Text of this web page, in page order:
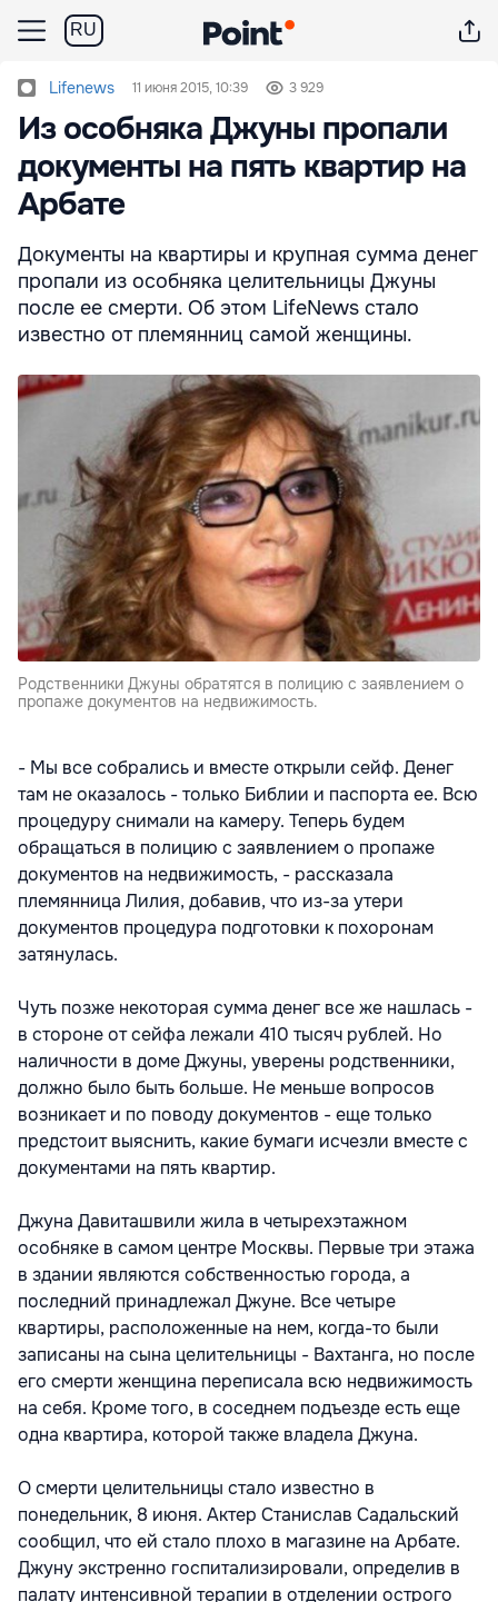
RU
Lifenews 11 июня 2015, 10:39 3 929
Из особняка Джуны пропали
документы на пять квартир на
Арбате
Документы на квартиры и крупная сумма денег
пропали из особняка целительницы Джуны
после ее смерти. Об этом LifeNews стало
известно от племянниц самой женщины.
Родственники Джуны обратятся в полицию с заявлением о
пропаже документов на недвижимость.
- Мы все собрались и вместе открыли сейф. Денег
там не оказалось - только Библии и паспорта ее. Всю
процедуру снимали на камеру. Теперь будем
обращаться в полицию с заявлением о пропаже
документов на недвижимость, - рассказала
племянница Лилия, добавив, что из-за утери
документов процедура подготовки к похоронам
затянулась.
Чуть позже некоторая сумма денег все же нашлась -
в стороне от сейфа лежали 410 тысяч рублей. Но
наличности в доме Джуны, уверены родственники,
должно было быть больше. Не меньше вопросов
возникает и по поводу документов - еще только
предстоит выяснить, какие бумаги исчезли вместе с
документами на пять квартир.
Джуна Давиташвили жила в четырехэтажном
особняке в самом центре Москвы. Первые три этажа
в здании являются собственностью города, а
последний принадлежал Джуне. Все четыре
квартиры, расположенные на нем, когда-то были
записаны на сына целительницы - Вахтанга, но после
его смерти женщина переписала всю недвижимость
на себя. Кроме того, в соседнем подъезде есть еще
одна квартира, которой также владела Джуна.
О смерти целительницы стало известно в
понедельник, 8 июня. Актер Станислав Садальский
сообщил, что ей стало плохо в магазине на Арбате.
Джуну экстренно госпитализировали, определив в
палату интенсивной терапии в отделении острого